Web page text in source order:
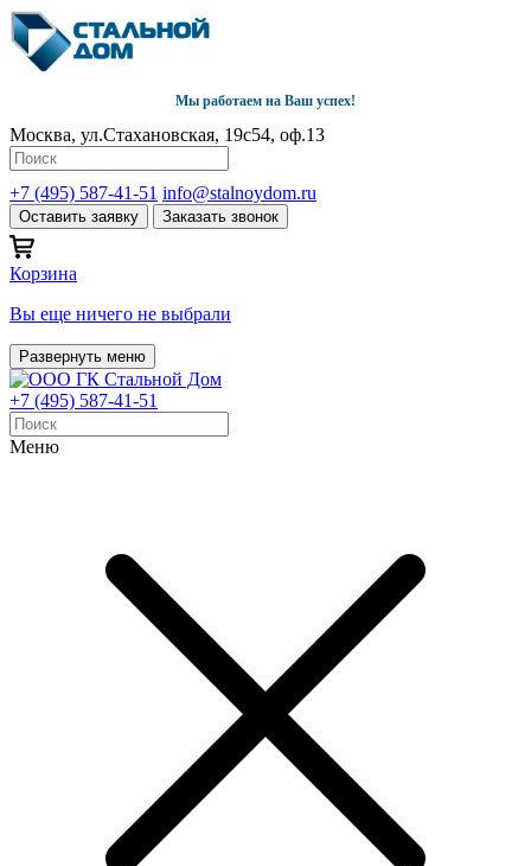
Мы работаем на Ваш успех!
Москва, ул.Стахановская, 19с54, оф.13
+7 (495) 587-41-51 info@stalnoydom.ru
Оставить заявку Заказать звонок
Корзина
Вы еще ничего не выбрали
Развернуть меню
+7 (495) 587-41-51
Меню